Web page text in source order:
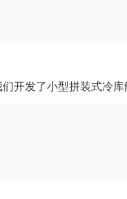
开发了小型拼装式冷库